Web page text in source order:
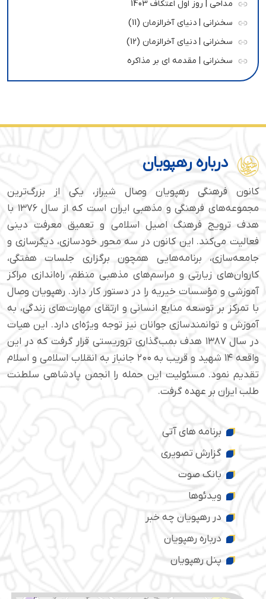
مداحی | روز اول اعتکاف 1403
سخنرانی | دنیای آخرالزمان (11)
سخنرانی | دنیای آخرالزمان (12)
سخنرانی | مقدمه ای بر مذاکره
درباره رهپویان
کانون فرهنگی رهپویان وصال شیراز، یکی از بزرگ‌ترین
مجموعه‌های فرهنگی و مذهبی ایران است که از سال ۱۳۷۶ با
هدف ترویج فرهنگ اصیل اسلامی و تعمیق معرفت دینی
فعالیت می‌کند. این کانون در سه محور خودسازی، دیگرسازی و
جامعه‌سازی، برنامه‌هایی همچون برگزاری جلسات هفتگی،
کاروان‌های زیارتی و مراسم‌های مذهبی منظم، راه‌اندازی مراکز
آموزشی و مؤسسات خیریه را در دستور کار دارد. رهپویان وصال
با تمرکز بر توسعه منابع انسانی و ارتقای مهارت‌های زندگی، به
آموزش و توانمندسازی جوانان نیز توجه ویژه‌ای دارد. این هیات
در سال ۱۳۸۷ هدف بمب‌گذاری تروریستی قرار گرفت که در این
واقعه ۱۴ شهید و قریب به ۲۰۰ جانباز به انقلاب اسلامی و اسلام
تقدیم نمود. مسئولیت این حمله را انجمن پادشاهی سلطنت
طلب ایران بر عهده گرفت.
برنامه های آتی
گزارش تصویری
بانک صوت
ویدئوها
در رهپویان چه خبر
درباره رهپویان
پنل رهپویان